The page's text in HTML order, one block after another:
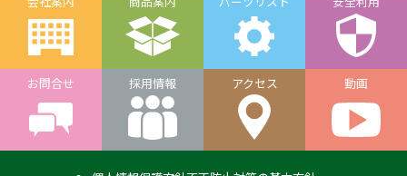
お問合せ 採用情報 アクセス 動画